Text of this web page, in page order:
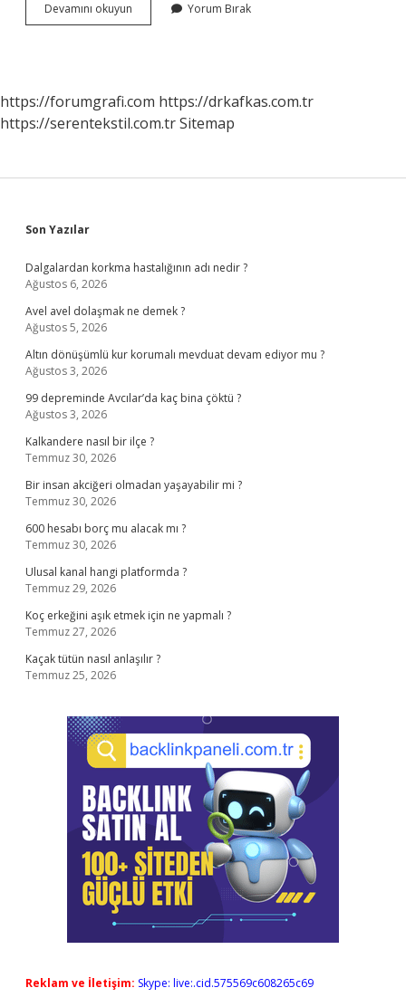
Devamını okuyun
Devrede
Yorum Bırak
https://forumgrafi.com https://drkafkas.com.tr
https://serentekstil.com.trSitemap
Sidebar
Son Yazılar
Dalgalardan korkma hastalığının adı nedir ?
Ağustos 6, 2026
Avel avel dolaşmak ne demek ?
Ağustos 5, 2026
Altın dönüşümlü kur korumalı mevduat devam ediyor mu ?
Ağustos 3, 2026
99 depreminde Avcılar’da kaç bina çöktü ?
Ağustos 3, 2026
Kalkandere nasıl bir ilçe ?
Temmuz 30, 2026
Bir insan akciğeri olmadan yaşayabilir mi ?
Temmuz 30, 2026
600 hesabı borç mu alacak mı ?
Temmuz 30, 2026
Ulusal kanal hangi platformda ?
Temmuz 29, 2026
Koç erkeğini aşık etmek için ne yapmalı ?
Temmuz 27, 2026
Kaçak tütün nasıl anlaşılır ?
Temmuz 25, 2026
Reklam ve İletişim: Skype: live:.cid.575569c608265c69